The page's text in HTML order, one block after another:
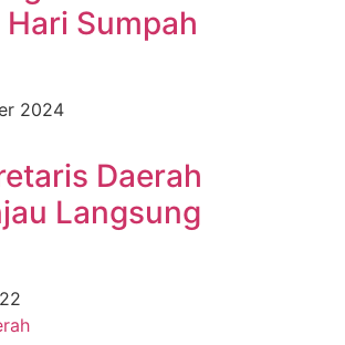
Sumpah
2024
Daerah
Langsung